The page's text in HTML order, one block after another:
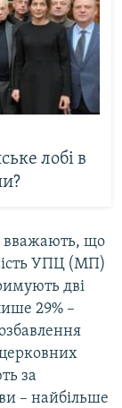
лобі в
вважають, що
УПЦ (МП)
дві
29% –
церковних
за
– найбільше